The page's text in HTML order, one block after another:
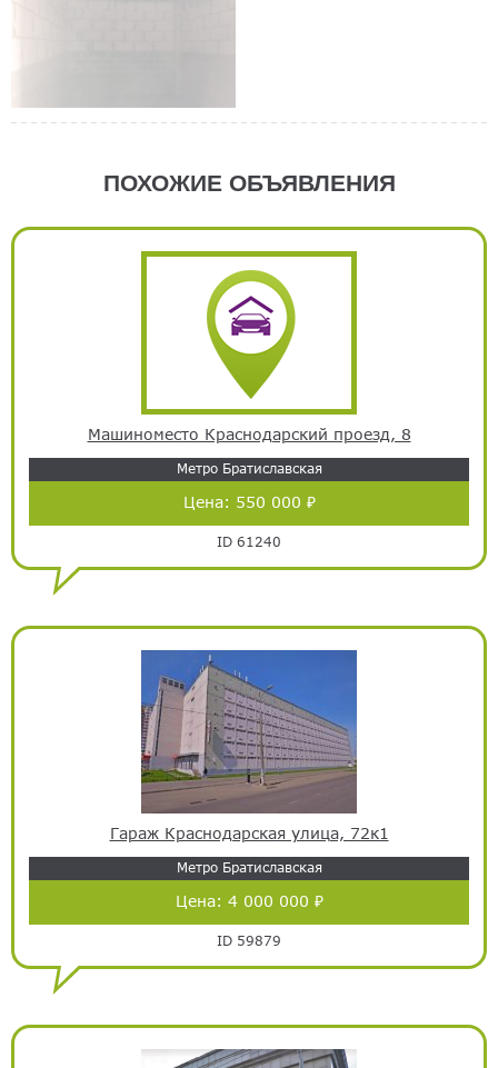
ПОХОЖИЕ ОБЪЯВЛЕНИЯ
Машиноместо Краснодарский проезд, 8
Метро Братиславская
Цена: 550 000 ₽
ID 61240
Гараж Краснодарская улица, 72к1
Метро Братиславская
Цена: 4 000 000 ₽
ID 59879